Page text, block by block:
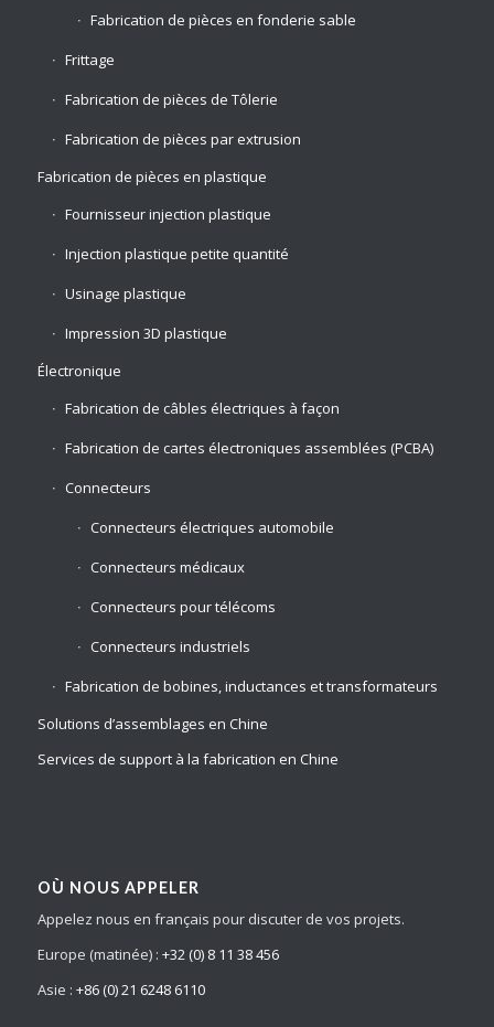
Fabrication de pièces en fonderie sable
Frittage
Fabrication de pièces de Tôlerie
Fabrication de pièces par extrusion
Fabrication de pièces en plastique
Fournisseur injection plastique
Injection plastique petite quantité
Usinage plastique
Impression 3D plastique
Électronique
Fabrication de câbles électriques à façon
Fabrication de cartes électroniques assemblées (PCBA)
Connecteurs
Connecteurs électriques automobile
Connecteurs médicaux
Connecteurs pour télécoms
Connecteurs industriels
Fabrication de bobines, inductances et transformateurs
Solutions d’assemblages en Chine
Services de support à la fabrication en Chine
OÙ NOUS APPELER
Appelez nous en français pour discuter de vos projets.
Europe (matinée) : +32 (0) 8 11 38 456
Asie : +86 (0) 21 6248 6110